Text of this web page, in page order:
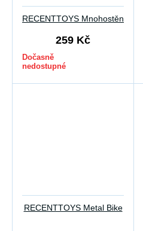
RECENTTOYS Mnohostěn
259 Kč
Dočasně
nedostupné
RECENTTOYS Metal Bike